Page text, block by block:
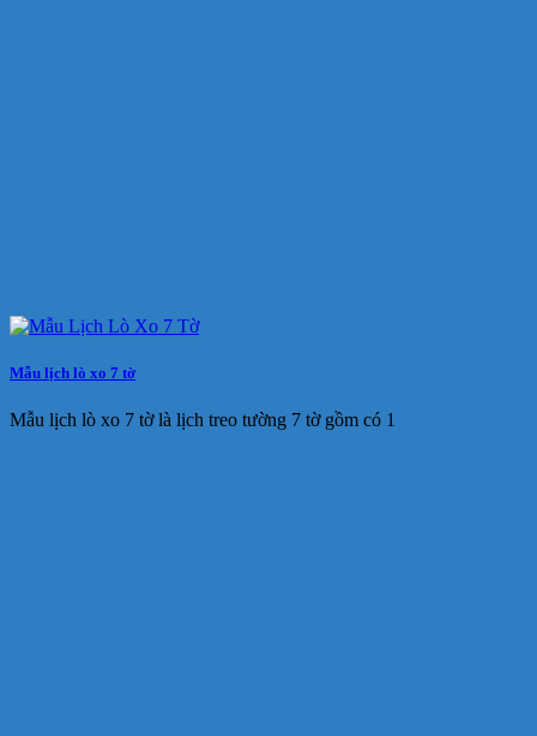
Mẫu lịch lò xo 7 tờ
Mẫu lịch lò xo 7 tờ là lịch treo tường 7 tờ gồm có 1